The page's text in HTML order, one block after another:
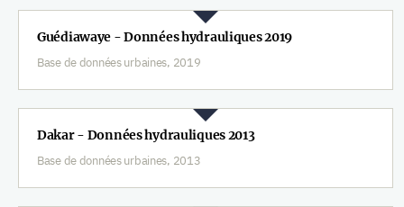
Guédiawaye - Données hydrauliques 2019
Base de données urbaines, 2019
Dakar - Données hydrauliques 2013
Base de données urbaines, 2013